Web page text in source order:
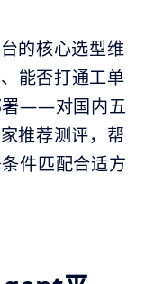
的核心选型维
能否打通工单
署——对国内五
推荐测评，帮
件匹配合适方